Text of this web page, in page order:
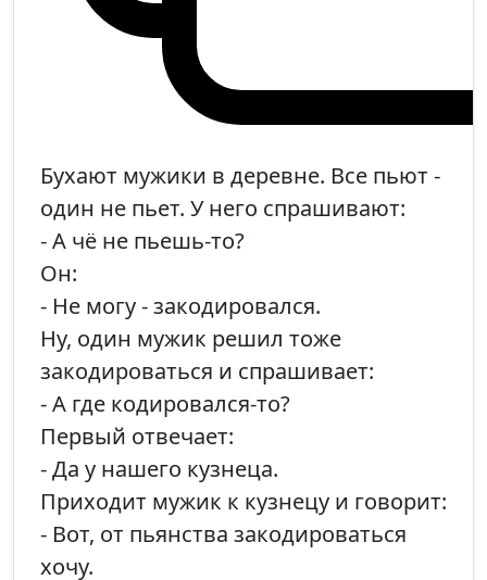
Бухают мужики в деревне. Все пьют -
один не пьет. У него спрашивают:
- А чё не пьешь-то?
Он:
- Не могу - закодировался.
Ну, один мужик решил тоже
закодироваться и спрашивает:
- А где кодировался-то?
Первый отвечает:
- Да у нашего кузнеца.
Приходит мужик к кузнецу и говорит:
- Вот, от пьянства закодироваться
хочу.